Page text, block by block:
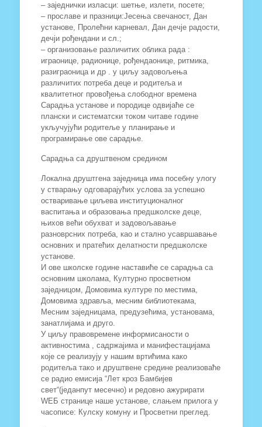
– заједнички изласци: шетње, излети, посете;
– прославе и празници:Јесења свечаност, Дан
установе, Пролећни карневал, Дан дечје радости,
дечји рођендани и сл.;
– организовање различитих облика рада :
играонице, радионице, рођендаонице, ритмика,
разиграоница и др . у циљу задовољења
различитих потреба деце и родитеља и
квалитетног провођења слободног времена
Сарадња установе и породице одвијаће се
плански и систематски током читаве године
укључујући родитеље у планирање и
програмирање ове сарадње.
Сарадња са друштвеном средином
Локална друштгена заједница има посебну улогу
у стварању одговарајућих услова за успешно
остваривање циљева институционалног
васпитања и образовања предшколске деце,
њихов већи обухват и задовољавање
разноврсних потреба, као и стално усавршавање
основних и пратећих делатности предшколске
установе.
И ове школске године наставиће се сарадња са
основним школама, Културно просветном
заједницом, Домовима културе по местима,
Домовима здравља, месним библиотекама,
Месним заједницама, предузећима, установама,
занатлијама и друго.
У циљу правовремене информисаности о
активностима , садржајима и манифестацијама
које се реализују у нашим вртићима како
родитеља тако и друштвене средине реализоваће
се радио емисија “Лет кроз Бамбијев
свет“(једанпут месечно) и редовно ажурирати
WЕБ странице наше установе, слањем прилога у
часописе: Кулску комуну и Просветни преглед.